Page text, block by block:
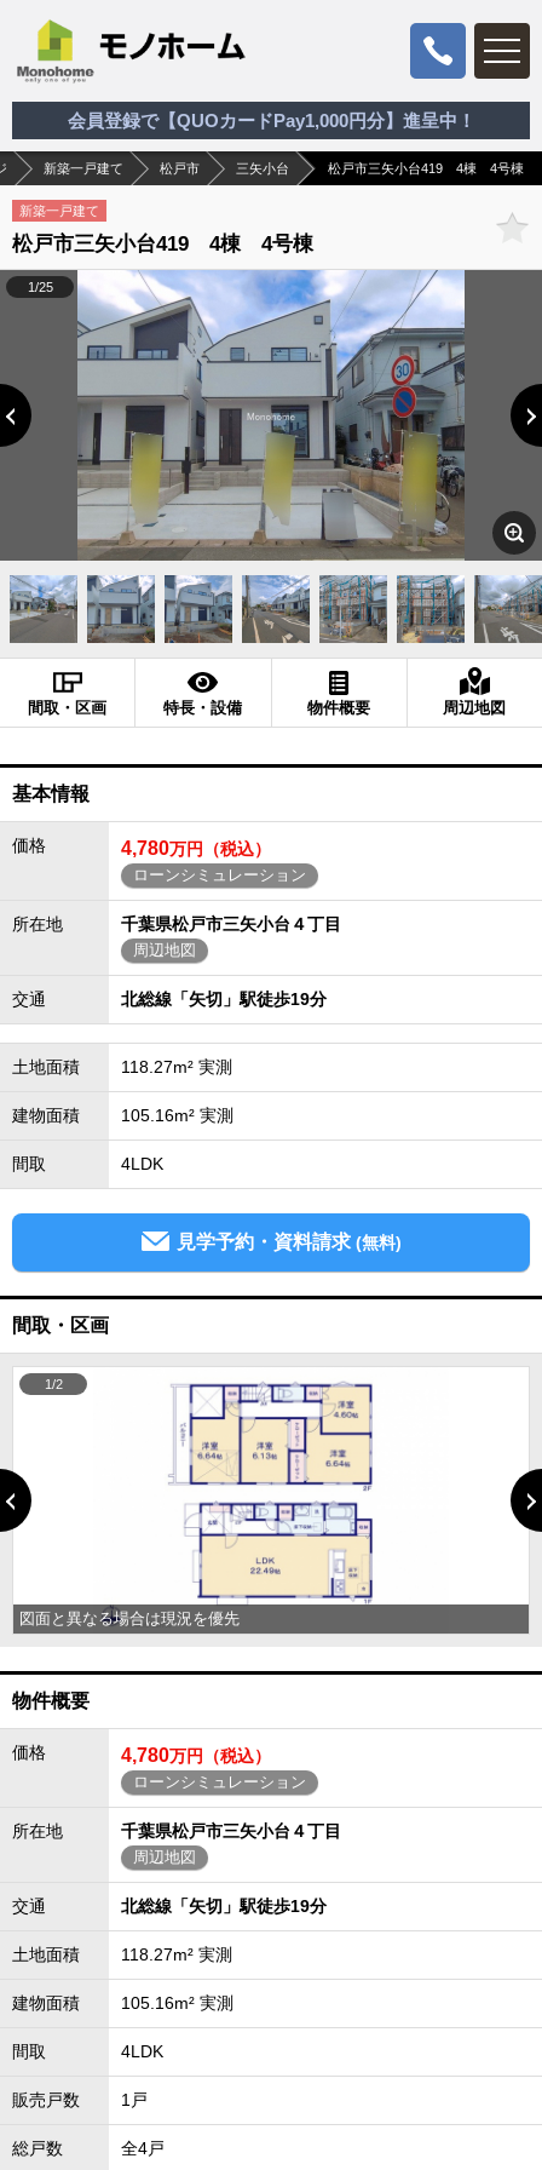
会員登録で【QUOカードPay1,000円分】進呈中！
新築一戸建て 松戸市 三矢小台 松戸市三矢小台419 4棟 4号棟
新築一戸建て
松戸市三矢小台419 4棟 4号棟
1/25
間取・区画 特長・設備 物件概要 周辺地図
基本情報
価格 4,780万円（税込）
ローンシミュレーション
所在地 千葉県松戸市三矢小台４丁目
周辺地図
交通 北総線「矢切」駅徒歩19分
土地面積 118.27m² 実測
建物面積 105.16m² 実測
間取 4LDK
見学予約・資料請求 (無料)
間取・区画
図面と異なる場合は現況を優先
1/2
物件概要
価格 4,780万円（税込）
ローンシミュレーション
所在地 千葉県松戸市三矢小台４丁目
周辺地図
交通 北総線「矢切」駅徒歩19分
土地面積 118.27m² 実測
建物面積 105.16m² 実測
間取 4LDK
販売戸数 1戸
総戸数 全4戸